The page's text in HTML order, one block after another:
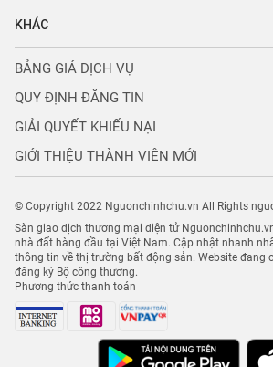
KHÁC
BẢNG GIÁ DỊCH VỤ
QUY ĐỊNH ĐĂNG TIN
GIẢI QUYẾT KHIẾU NẠI
GIỚI THIỆU THÀNH VIÊN MỚI
© Copyright 2022 Nguonchinhchu.vn All Rights
Sàn giao dịch thương mại điện tử
nhà đất hàng đầu tại Việt Nam. Cập nhật nhanh
thông tin về thị trường bất động sản. Website đang
đăng ký Bộ công thương.
Phương thức thanh toán